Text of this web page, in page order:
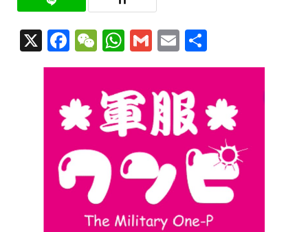
X Facebook
WeChat
WhatsApp
GmailEmail
有